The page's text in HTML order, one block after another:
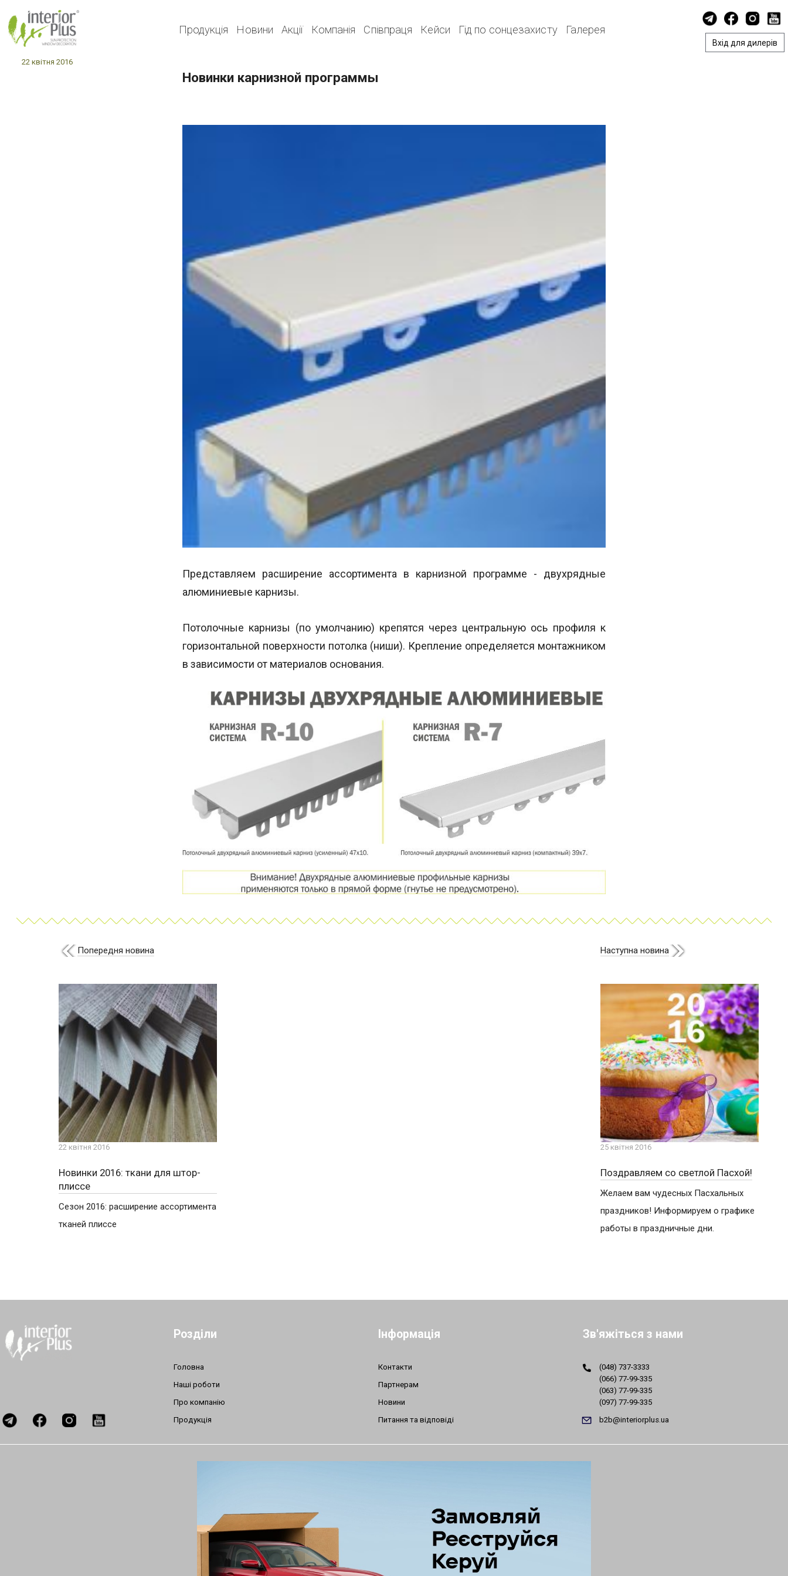
Продукція Новини Акції Компанія Співпраця Кейси Гід по сонцезахисту Галерея
Вхід для дилерів
22 квітня 2016
Новинки карнизной программы
Представляем расширение ассортимента в карнизной программе - двухрядные
алюминиевые карнизы.
Потолочные карнизы (по умолчанию) крепятся через центральную ось профиля к
горизонтальной поверхности потолка (ниши). Крепление определяется монтажником
в зависимости от материалов основания.
Попередня новина
22 квітня 2016
Новинки 2016: ткани для штор-
плиссе
Сезон 2016: расширение ассортимента
тканей плиссе
Наступна новина
25 квітня 2016
Поздравляем со светлой Пасхой!
Желаем вам чудесных Пасхальных
праздников! Информируем о графике
работы в праздничные дни.
Розділи
Головна
Наші роботи
Про компанію
Продукція
Інформація
Контакти
Партнерам
Новини
Питання та відповіді
Зв'яжіться з нами
(048) 737-3333
(066) 77-99-335
(063) 77-99-335
(097) 77-99-335
b2b@interiorplus.ua